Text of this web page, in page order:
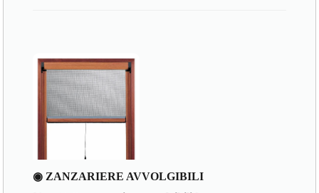
◉ ZANZARIERE AVVOLGIBILI